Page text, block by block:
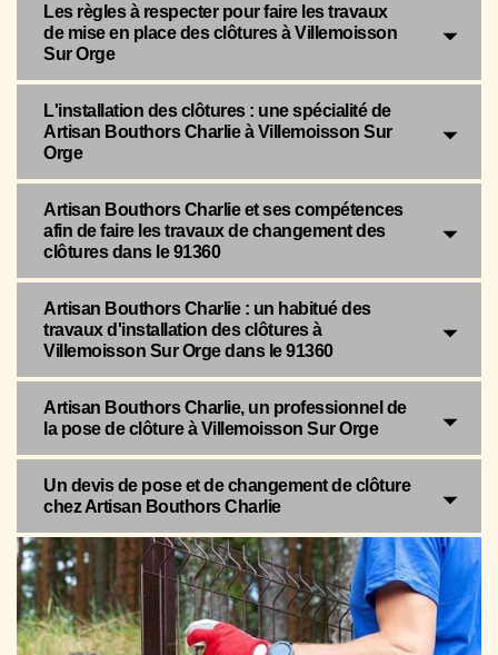
Les règles à respecter pour faire les travaux
de mise en place des clôtures à Villemoisson
Sur Orge
L'installation des clôtures : une spécialité de
Artisan Bouthors Charlie à Villemoisson Sur
Orge
Artisan Bouthors Charlie et ses compétences
afin de faire les travaux de changement des
clôtures dans le 91360
Artisan Bouthors Charlie : un habitué des
travaux d'installation des clôtures à
Villemoisson Sur Orge dans le 91360
Artisan Bouthors Charlie, un professionnel de
la pose de clôture à Villemoisson Sur Orge
Un devis de pose et de changement de clôture
chez Artisan Bouthors Charlie